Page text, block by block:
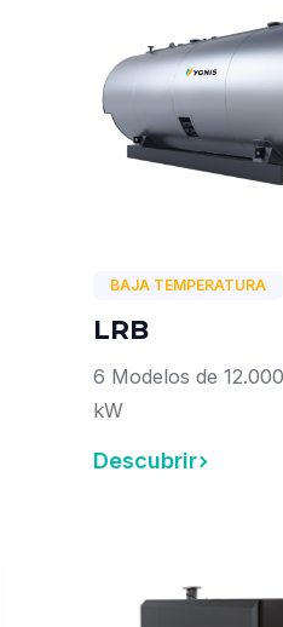
BAJA TEMPERATURA
LRB
6 Modelos de
kW
Descubrir